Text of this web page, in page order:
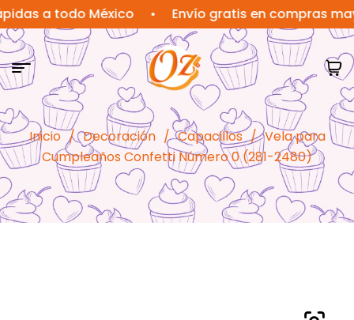
a todo México • Envío gratis en compras mayores
Inicio / Decoración / Capacillos / Vela para
Cumpleaños Confetti Número 0 (281-2480)